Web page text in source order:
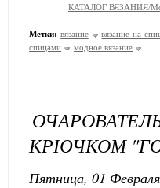
КАТАЛОГ ВЯЗАНИЯ/
Метки: вязание
вязание на
спицами
модное вязание
КРЮЧКОМ
Пятница, 01